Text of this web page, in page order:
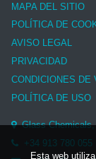
MAPA DEL SITIO
POLÍTICA DE
AVISO LEGAL
PRIVACIDAD
CONDICIONES DE
POLÍTICA DE USO
Glass Chemicals,
+34 913 780 055
Esta web